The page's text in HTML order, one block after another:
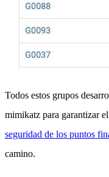
Todos estos grupos
mimikatz para garantizar
seguridad de los puntos
camino.